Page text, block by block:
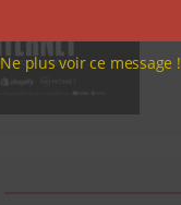
Ne plus voir ce message !